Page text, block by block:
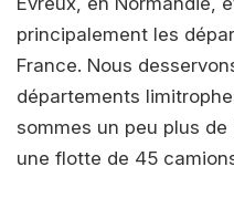
principalement les
France. Nous
départements
sommes un peu plus de
une flotte de 45